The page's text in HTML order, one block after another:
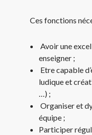
Ces fonctions
Avoir une
enseigner ;
Etre capable
ludique et
…) ;
Organiser et
équipe ;
Participer